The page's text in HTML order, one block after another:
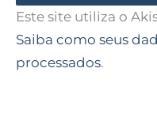
Este site utiliza o
Saiba como seus
processados.